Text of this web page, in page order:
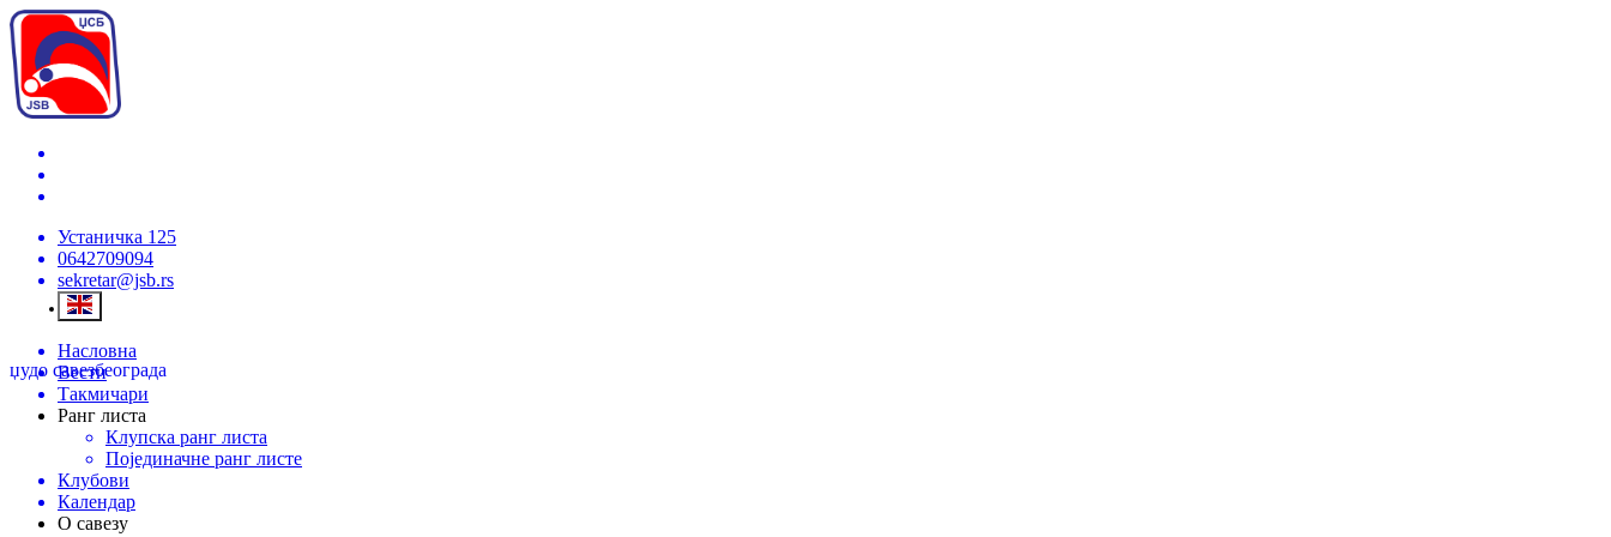
Устаничка 125
0642709094
sekretar@jsb.rs
џудо савезбеограда
Насловна
Вести
Такмичари
Ранг листа
Клупска ранг листа
Појединачне ранг листе
Клубови
Календар
О савезу